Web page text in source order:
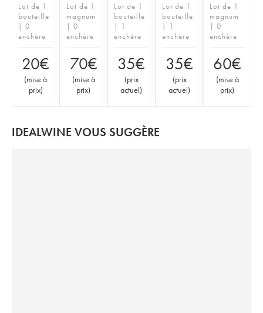
Lot de 1
bouteille
| 0
enchère
20€
(mise à
prix)
Lot de 1
magnum
| 0
enchère
70€
(mise à
prix)
Lot de 1
bouteille
| 1
enchère
35€
(prix
actuel)
Lot de 1
bouteille
| 1
enchère
35€
(prix
actuel)
Lot de 1
magnum
| 0
enchère
60€
(mise à
prix)
IDEALWINE VOUS SUGGÈRE